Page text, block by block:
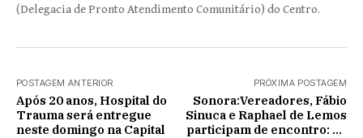
(Delegacia de Pronto Atendimento Comunitário) do Centro.
POSTAGEM ANTERIOR
Após 20 anos, Hospital do
Trauma será entregue
neste domingo na Capital
PRÓXIMA POSTAGEM
Sonora:Vereadores, Fábio
Sinuca e Raphael de Lemos
participam de encontro: Fé